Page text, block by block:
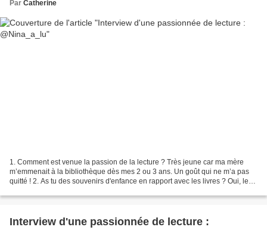
Par Catherine
1. Comment est venue la passion de la lecture ? Très jeune car ma mère
m’emmenait à la bibliothèque dès mes 2 ou 3 ans. Un goût qui ne m’a pas
quitté ! 2. As tu des souvenirs d'enfance en rapport avec les livres ? Oui, les
Interview d'une passionnée de lecture :